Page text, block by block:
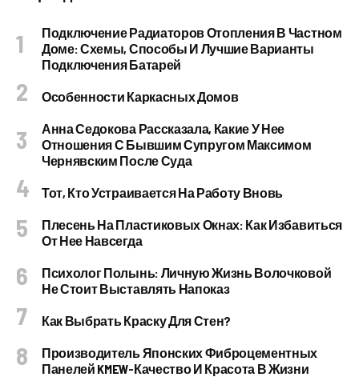
Подключение Радиаторов Отопления В Частном
Доме: Схемы, Способы И Лучшие Варианты
Подключения Батарей
Особенности Каркасных Домов
Анна Седокова Рассказала, Какие У Нее
Отношения С Бывшим Супругом Максимом
Чернявским После Суда
Тот, Кто Устраивается На Работу Вновь
Плесень На Пластиковых Окнах: Как Избавиться
От Нее Навсегда
Психолог Полынь: Личную Жизнь Волочковой
Не Стоит Выставлять Напоказ
Как Выбрать Краску Для Стен?
Производитель Японских Фиброцементных
Панелей KMEW-Качество И Красота В Жизни